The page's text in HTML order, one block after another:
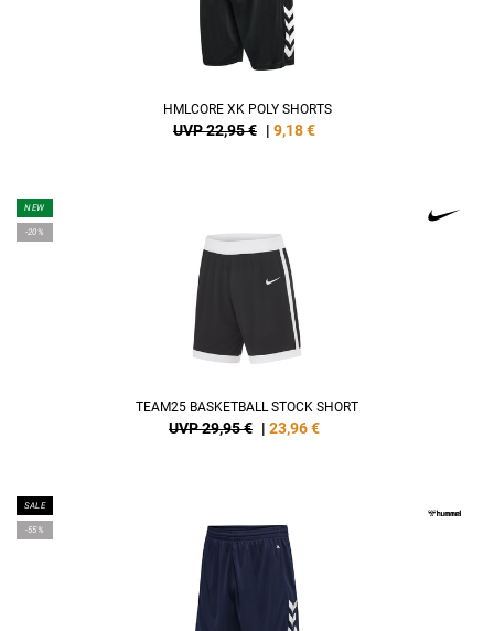
HMLCORE XK POLY SHORTS
UVP 22,95 € | 9,18€
NEW
-20%
TEAM25 BASKETBALL STOCK SHORT
UVP 29,95 € | 23,96€
SALE
-55%